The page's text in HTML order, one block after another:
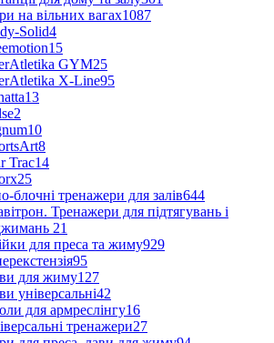
на вільних вагах1087
Solid4
15
GYM25
X-Line95
13
2
10
8
Trac14
25
блочні тренажери для залів644
Тренажери для підтягувань і
21
для преса та жиму929
95
для жиму127
універсальні42
для армреслінгу16
тренажери27